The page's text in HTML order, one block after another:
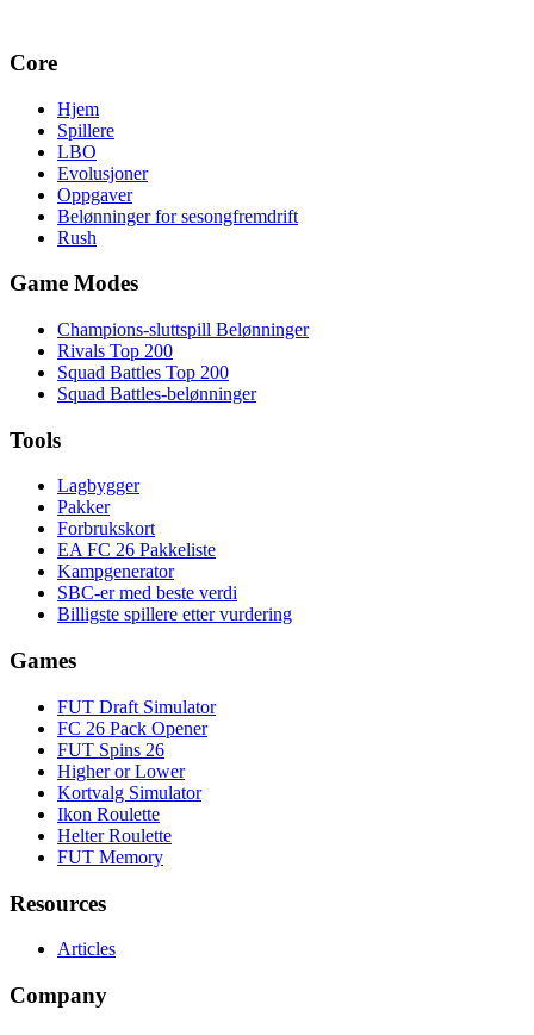
Core
Hjem
Spillere
LBO
Evolusjoner
Oppgaver
Belønninger for sesongfremdrift
Rush
Game Modes
Champions-sluttspill Belønninger
Rivals Top 200
Squad Battles Top 200
Squad Battles-belønninger
Tools
Lagbygger
Pakker
Forbrukskort
EA FC 26 Pakkeliste
Kampgenerator
SBC-er med beste verdi
Billigste spillere etter vurdering
Games
FUT Draft Simulator
FC 26 Pack Opener
FUT Spins 26
Higher or Lower
Kortvalg Simulator
Ikon Roulette
Helter Roulette
FUT Memory
Resources
Articles
Company